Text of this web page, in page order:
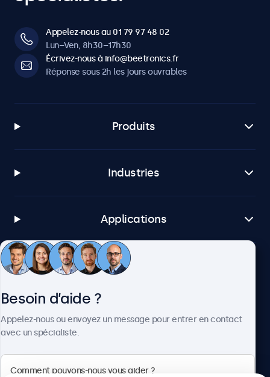
Appelez-nous au 01 79 97 48 02
Lun–Ven, 8h30–17h30
Écrivez-nous à info@beetronics.fr
Réponse sous 2h les jours ouvrables
Produits
Industries
Applications
Service client
Besoin d’aide ?
Appelez-nous ou envoyez un message pour entrer en contact
avec un spécialiste.